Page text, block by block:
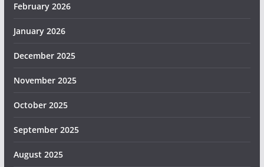
February 2026
January 2026
December 2025
November 2025
October 2025
September 2025
August 2025